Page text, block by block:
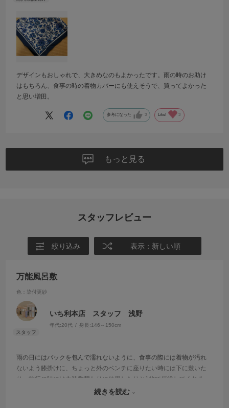
デザインもおしゃれで、大きめなのもよかったです。雨の時のお助け
はもちろん、食事の時の着物カバーにも使えそうで、買ってよかった
と思い増田。
参考になった 3 Like! 3
もっと見る
スタッフレビュー
絞り込み 表示：新しい順
万能風呂敷
色：染付更紗
いち利本店 スタッフ 浅野
年代:20代 身長:146～150cm
雨の日にはバックを包んで濡れないように、食事の際には着物が汚れ
ないよう膝掛けに、ちょっと外のベンチに座りたい時には下に敷いた
り、旅行の時には衣装敷替わりに使用したりと1枚で何役してくれる
の！？と驚きの風呂敷です。想像している以上にしっかりと撥水効果
続きを読む